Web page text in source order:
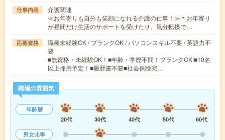
仕事内容
介護関連
≪お年寄りも自分も笑顔になれる介護の仕事！≫＊お年寄り
が昼間だけ生活のサポートを受けたり、気分転換で…
応募資格
職種未経験OK / ブランクOK / パソコンスキル不要 / 英語力不
要
■無資格・未経験OK！■年齢・学歴不問！ブランクOK!■10名
以上採用予定！■履歴書不要■社会保険完…
職場の雰囲気
年齢層
20代
30代 40代 50代
60代
男女比率